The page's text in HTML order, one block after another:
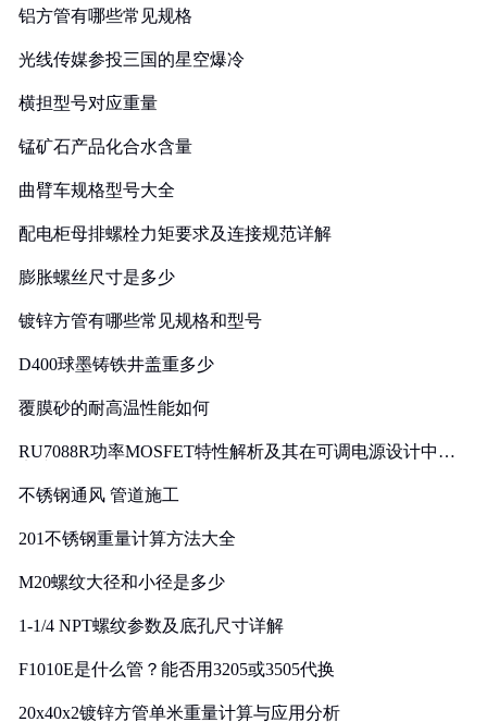
铝方管有哪些常见规格
光线传媒参投三国的星空爆冷
横担型号对应重量
锰矿石产品化合水含量
曲臂车规格型号大全
配电柜母排螺栓力矩要求及连接规范详解
膨胀螺丝尺寸是多少
镀锌方管有哪些常见规格和型号
D400球墨铸铁井盖重多少
覆膜砂的耐高温性能如何
RU7088R功率MOSFET特性解析及其在可调电源设计中的
不锈钢通风 管道施工
201不锈钢重量计算方法大全
M20螺纹大径和小径是多少
1-1/4 NPT螺纹参数及底孔尺寸详解
F1010E是什么管？能否用3205或3505代换
20x40x2镀锌方管单米重量计算与应用分析